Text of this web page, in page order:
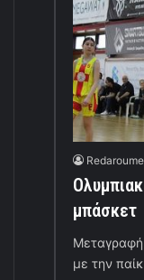
Redaroume
μπάσκετ
Μεταγραφή
με την